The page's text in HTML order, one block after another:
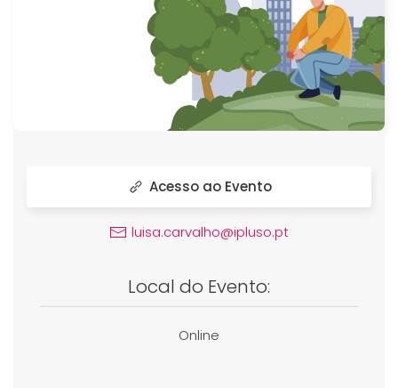
Acesso ao Evento
luisa.carvalho@ipluso.pt
Local do Evento:
Online